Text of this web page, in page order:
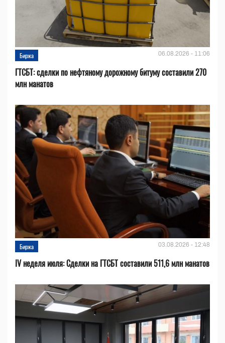
Биржа 06.08.2026 - 11:06
ГТСБТ: сделки по нефтяному дорожному битуму составили 270
млн манатов
Биржа 03.08.2026 - 12:48
IV неделя июля: Сделки на ГТСБТ составили 511,6 млн манатов